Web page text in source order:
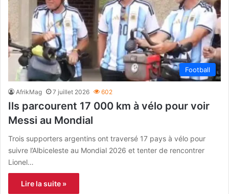
Football
AfrikMag 7 juillet 2026 602
Ils parcourent 17 000 km à vélo pour voir
Messi au Mondial
Trois supporters argentins ont traversé 17 pays à vélo pour
suivre l’Albiceleste au Mondial 2026 et tenter de rencontrer
Lionel…
Lire la suite »